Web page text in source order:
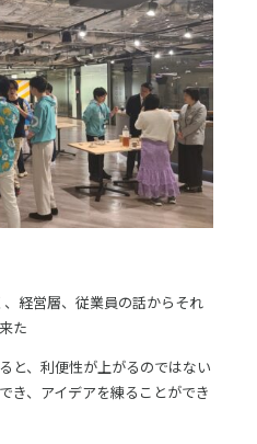
経営層、従業員の話からそれ
た
と、利便性が上がるのではない
き、アイデアを練ることができ